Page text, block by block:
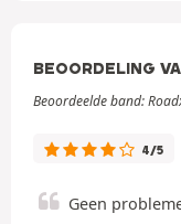
BEOORDELING
Beoordeelde band:
4/5
Geen